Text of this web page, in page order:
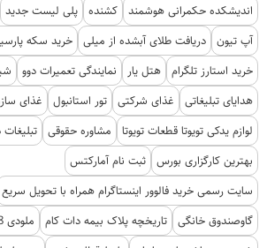
اندیشکده حکمرانی هوشمند کشنده پلی لیست جدید
آپ تیون دریافت طلای آبشده از میلی خرید سکه
خرید استارز تلگرام هتل یار نمایندگی تعمیرات دوو
هدایای تبلیغاتی
غذای شرکتی تور استانبول غذای
لوازم یدکی تویوتا قطعات تویوتا
مشاوره حقوقی
بهترین کارگزاری بورس ثبت نام آمارکتس
سایت رسمی خرید فالوور اینستاگرام همراه با تحویل سریع
گاوصندوق خانگی تاریخچه پلاک بیمه دات کام
ملودی 98